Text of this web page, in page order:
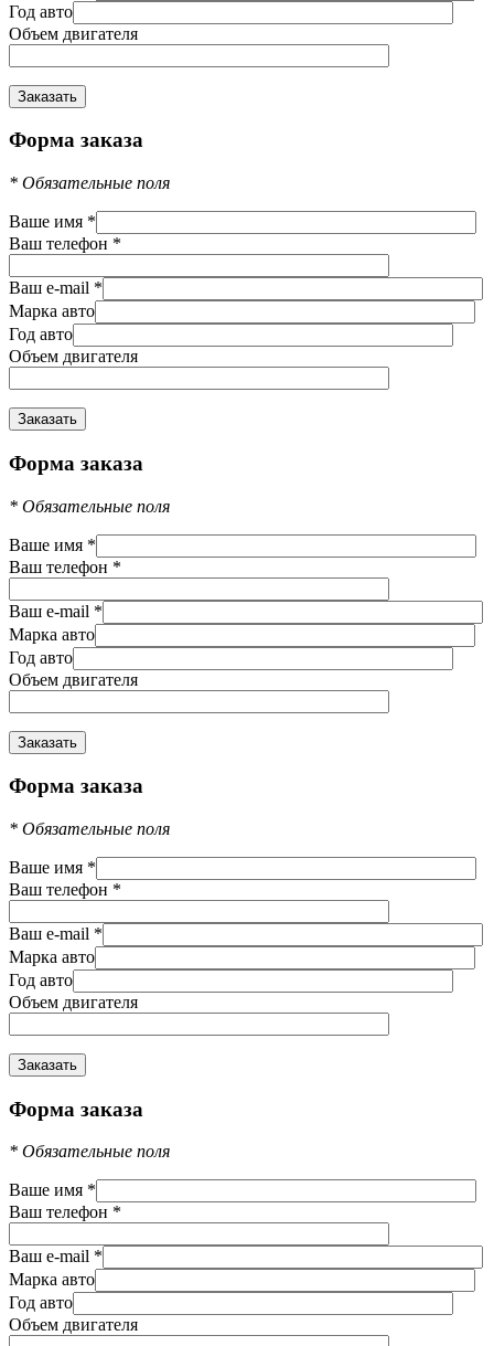
Год авто
Объем двигателя
Форма заказа
* Обязательные поля
Ваше имя *
Ваш телефон *
Ваш e-mail *
Марка авто
Год авто
Объем двигателя
Форма заказа
* Обязательные поля
Ваше имя *
Ваш телефон *
Ваш e-mail *
Марка авто
Год авто
Объем двигателя
Форма заказа
* Обязательные поля
Ваше имя *
Ваш телефон *
Ваш e-mail *
Марка авто
Год авто
Объем двигателя
Форма заказа
* Обязательные поля
Ваше имя *
Ваш телефон *
Ваш e-mail *
Марка авто
Год авто
Объем двигателя